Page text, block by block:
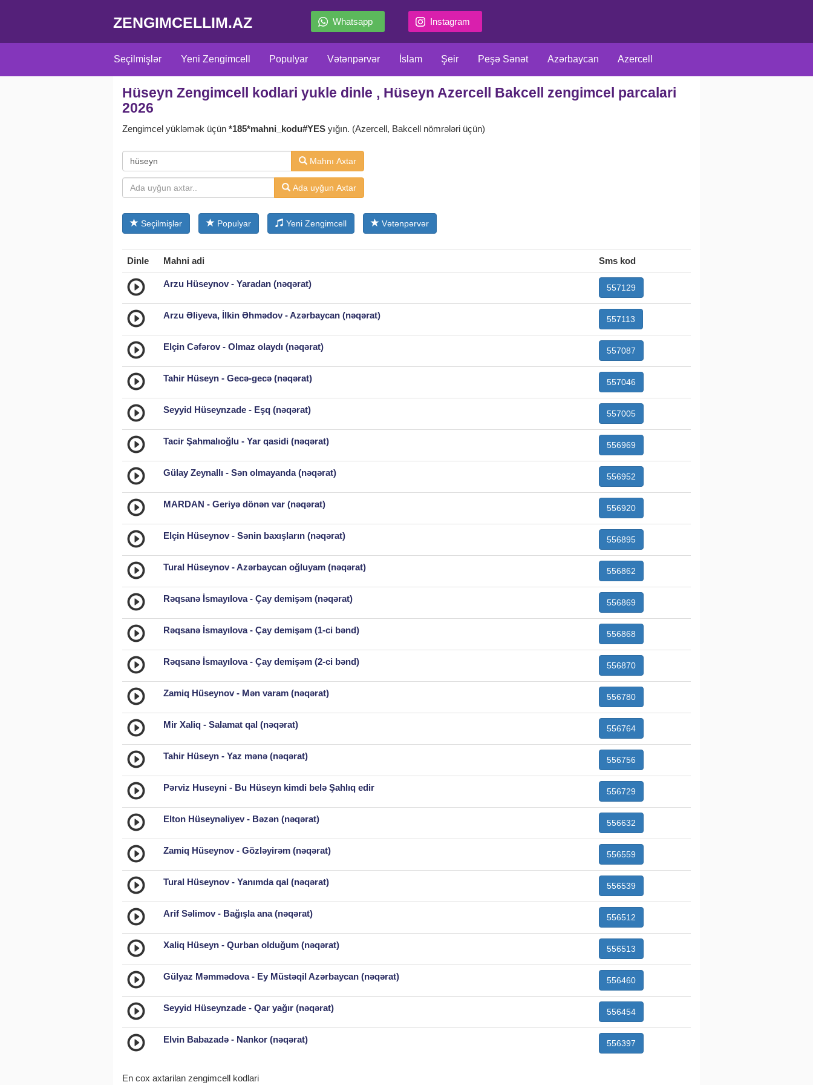
ZENGIMCELLIM.AZ Whatsapp Instagram
Seçilmişlər Yeni Zengimcell Populyar Vətənpərvər İslam Şeir Peşə Sənət Azərbaycan Azercell
Adlara uyğun Türk Türk seriallar Film Serial Meyxana Məzəli Klassiklər Xarici Rus Müxtəlif
Hüseyn Zengimcell kodlari yukle dinle , Hüseyn Azercell Bakcell zengimcel parcalari
2026
Zengimcel yükləmək üçün *185*mahni_kodu#YES yığın. (Azercell, Bakcell nömrələri üçün)
Mahnı Axtar
Ada uyğun Axtar
Seçilmişlər Populyar Yeni Zengimcell Vətənpərvər
Dinle Mahni adi Sms kod
Arzu Hüseynov - Yaradan (nəqərat) 557129
Arzu Əliyeva, İlkin Əhmədov - Azərbaycan (nəqərat) 557113
Elçin Cəfərov - Olmaz olaydı (nəqərat) 557087
Tahir Hüseyn - Gecə-gecə (nəqərat) 557046
Seyyid Hüseynzade - Eşq (nəqərat) 557005
Tacir Şahmalıoğlu - Yar qasidi (nəqərat) 556969
Gülay Zeynallı - Sən olmayanda (nəqərat) 556952
MARDAN - Geriyə dönən var (nəqərat) 556920
Elçin Hüseynov - Sənin baxışların (nəqərat) 556895
Tural Hüseynov - Azərbaycan oğluyam (nəqərat) 556862
Rəqsanə İsmayılova - Çay demişəm (nəqərat) 556869
Rəqsanə İsmayılova - Çay demişəm (1-ci bənd) 556868
Rəqsanə İsmayılova - Çay demişəm (2-ci bənd) 556870
Zamiq Hüseynov - Mən varam (nəqərat) 556780
Mir Xaliq - Salamat qal (nəqərat) 556764
Tahir Hüseyn - Yaz mənə (nəqərat) 556756
Pərviz Huseyni - Bu Hüseyn kimdi belə Şahlıq edir 556729
Elton Hüseynəliyev - Bəzən (nəqərat) 556632
Zamiq Hüseynov - Gözləyirəm (nəqərat) 556559
Tural Hüseynov - Yanımda qal (nəqərat) 556539
Arif Səlimov - Bağışla ana (nəqərat) 556512
Xaliq Hüseyn - Qurban olduğum (nəqərat) 556513
Gülyaz Məmmədova - Ey Müstəqil Azərbaycan (nəqərat) 556460
Seyyid Hüseynzade - Qar yağır (nəqərat) 556454
Elvin Babazadə - Nankor (nəqərat) 556397
En cox axtarilan zengimcell kodlari